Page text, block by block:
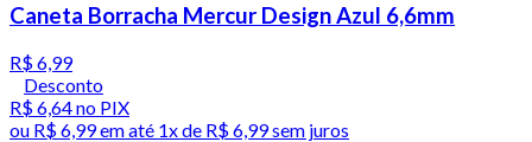
Caneta Borracha Mercur Design Azul 6,6mm
R$ 6,99
Desconto
R$ 6,64no PIX
ou R$ 6,99em até 1x de R$ 6,99sem juros